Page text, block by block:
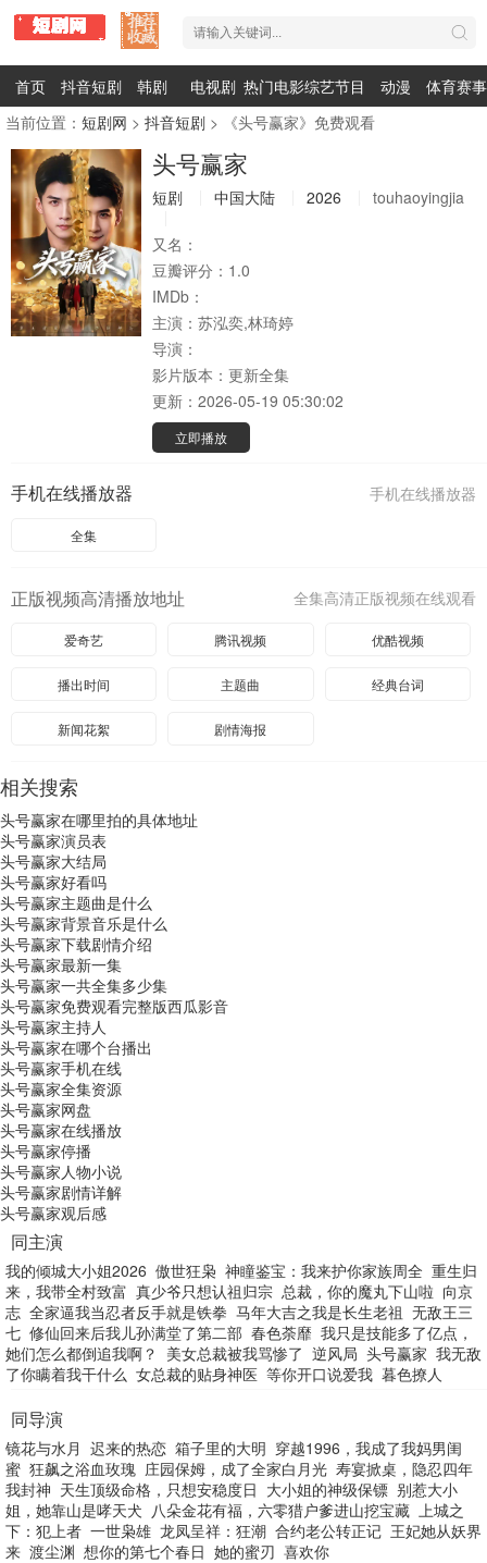
首页 抖音短剧 韩剧 电视剧 热门电影综艺节目 动漫
体育赛事
当前位置： 短剧网 > 抖音短剧 > 《头号赢家》免费观看
头号赢家
短剧 中国大陆 2026 touhaoyingjia
又名：
豆瓣评分： 1.0
IMDb：
主演： 苏泓奕,林琦婷
导演：
影片版本： 更新全集
更新： 2026-05-19 05:30:02
立即播放
手机在线播放器
手机在线播放器
全集
全集高清正版视频在线观看
正版视频高清播放地址
爱奇艺 腾讯视频 优酷视频
播出时间 主题曲 经典台词
新闻花絮 剧情海报
相关搜索
头号赢家在哪里拍的具体地址
头号赢家演员表
头号赢家大结局
头号赢家好看吗
头号赢家主题曲是什么
头号赢家背景音乐是什么
头号赢家下载剧情介绍
头号赢家最新一集
头号赢家一共全集多少集
头号赢家免费观看完整版西瓜影音
头号赢家主持人
头号赢家在哪个台播出
头号赢家手机在线
头号赢家全集资源
头号赢家网盘
头号赢家在线播放
头号赢家停播
头号赢家人物小说
头号赢家剧情详解
头号赢家观后感
同主演
我的倾城大小姐2026 傲世狂枭 神瞳鉴宝：我来护你家族周全 重生归
来，我带全村致富 真少爷只想认祖归宗 总裁，你的魔丸下山啦 向京
志 全家逼我当忍者反手就是铁拳 马年大吉之我是长生老祖 无敌王三
七 修仙回来后我儿孙满堂了第二部 春色荼靡 我只是技能多了亿点，
她们怎么都倒追我啊？ 美女总裁被我骂惨了 逆风局 头号赢家 我无敌
了你瞒着我干什么 女总裁的贴身神医 等你开口说爱我 暮色撩人
同导演
镜花与水月 迟来的热恋 箱子里的大明 穿越1996，我成了我妈男闺
蜜 狂飙之浴血玫瑰 庄园保姆，成了全家白月光 寿宴掀桌，隐忍四年
我封神 天生顶级命格，只想安稳度日 大小姐的神级保镖 别惹大小
姐，她靠山是哮天犬 八朵金花有福，六零猎户爹进山挖宝藏 上城之
下：犯上者 一世枭雄 龙凤呈祥：狂潮 合约老公转正记 王妃她从妖界
来 渡尘渊 想你的第七个春日 她的蜜刃 喜欢你